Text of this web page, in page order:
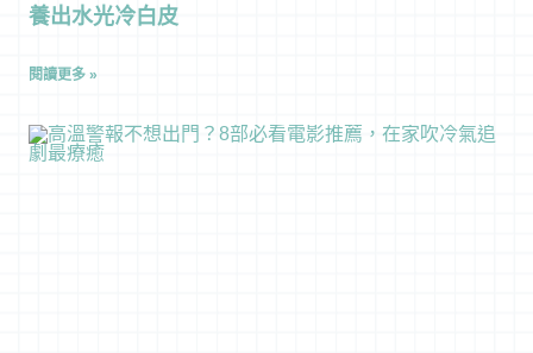
養出水光冷白皮
閱讀更多 »